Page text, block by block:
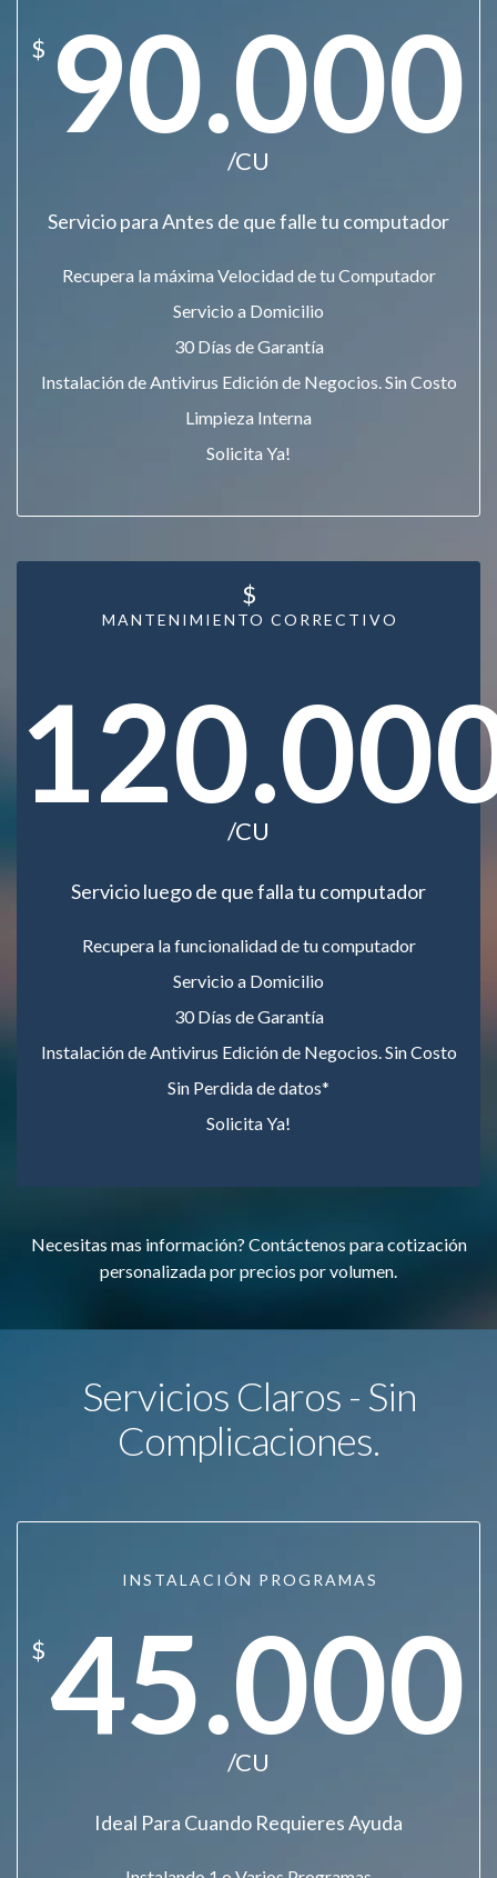
$ 90.000
/CU
Servicio para Antes de que falle tu computador
Recupera la máxima Velocidad de tu Computador
Servicio a Domicilio
30 Días de Garantía
Instalación de Antivirus Edición de Negocios. Sin Costo
Limpieza Interna
Solicita Ya!
MANTENIMIENTO CORRECTIVO
$
/CU
Servicio luego de que falla tu computador
Recupera la funcionalidad de tu computador
Servicio a Domicilio
30 Días de Garantía
Instalación de Antivirus Edición de Negocios. Sin Costo
Sin Perdida de datos*
Solicita Ya!
Necesitas mas información? Contáctenos para cotización
personalizada por precios por volumen.
Servicios Claros - Sin
Complicaciones.
INSTALACIÓN PROGRAMAS
$45.000
/CU
Ideal Para Cuando Requieres Ayuda